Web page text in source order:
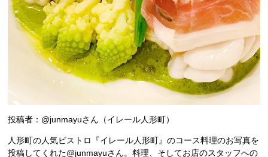
投稿者：@junmayuさん（イレール人形町）
人形町の人気ビストロ『イレール人形町』のコース料理のお写真を
投稿してくれた@junmayuさん。料理、そしてお店のスタッフへの